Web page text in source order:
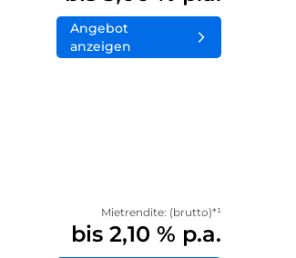
Angebot
anzeigen
Mietrendite: (brutto)*¹
bis 2,10 % p.a.